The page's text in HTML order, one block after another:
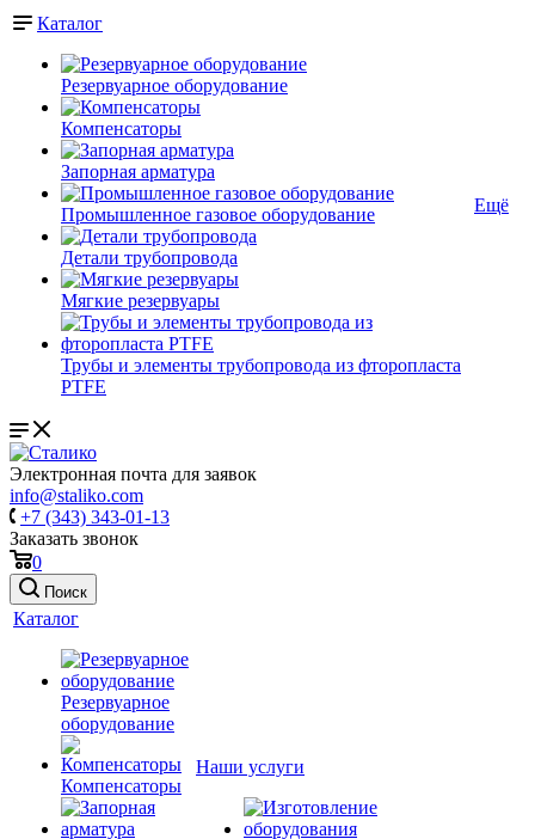
Каталог
Резервуарное оборудование
Компенсаторы
Запорная арматура
Промышленное газовое оборудование
Детали трубопровода
Мягкие резервуары
Трубы и элементы трубопровода из фторопласта
PTFE
Ещё
Электронная почта для заявок
info@staliko.com
+7 (343) 343-01-13
Заказать звонок
0
Поиск
Каталог
Резервуарное
оборудование
Компенсаторы
Наши услуги